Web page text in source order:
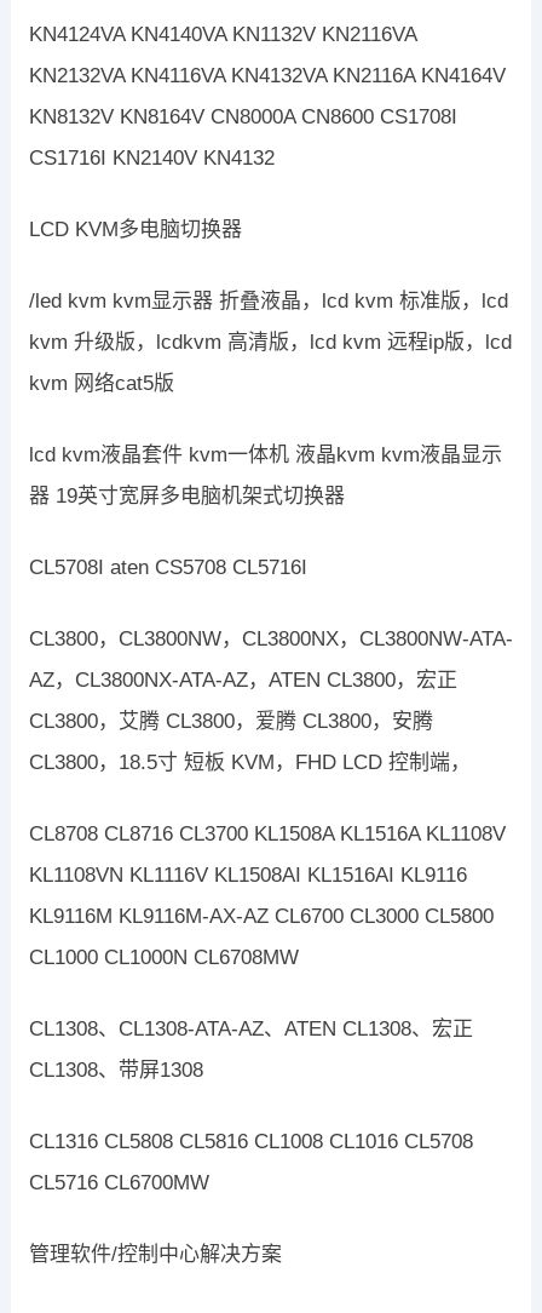
KN4124VA KN4140VA KN1132V KN2116VA
KN2132VA KN4116VA KN4132VA KN2116A KN4164V
KN8132V KN8164V CN8000A CN8600 CS1708I
CS1716I KN2140V KN4132
LCD KVM多电脑切换器
/led kvm kvm显示器 折叠液晶，lcd kvm 标准版，lcd
kvm 升级版，lcdkvm 高清版，lcd kvm 远程ip版，lcd
kvm 网络cat5版
lcd kvm液晶套件 kvm一体机 液晶kvm kvm液晶显示
器 19英寸宽屏多电脑机架式切换器
CL5708I aten CS5708 CL5716I
CL3800，CL3800NW，CL3800NX，CL3800NW-ATA-
AZ，CL3800NX-ATA-AZ，ATEN CL3800，宏正
CL3800，艾腾 CL3800，爱腾 CL3800，安腾
CL3800，18.5寸 短板 KVM，FHD LCD 控制端，
CL8708 CL8716 CL3700 KL1508A KL1516A KL1108V
KL1108VN KL1116V KL1508AI KL1516AI KL9116
KL9116M KL9116M-AX-AZ CL6700 CL3000 CL5800
CL1000 CL1000N CL6708MW
CL1308、CL1308-ATA-AZ、ATEN CL1308、宏正
CL1308、带屏1308
CL1316 CL5808 CL5816 CL1008 CL1016 CL5708
CL5716 CL6700MW
管理软件/控制中心解决方案